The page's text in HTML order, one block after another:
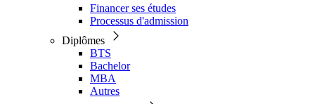
Financer ses études
Processus d'admission
Diplômes
BTS
Bachelor
MBA
Autres